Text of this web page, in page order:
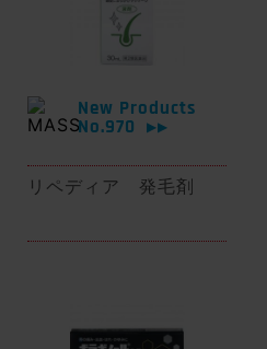
New Products
No.970
▶▶
リペディア 発毛剤